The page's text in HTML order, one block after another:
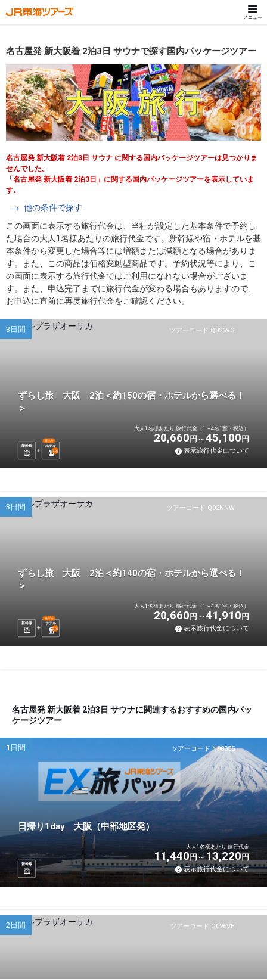
メニュー
名古屋発 新大阪着 2泊3日 サウナで探す国内パッケージツアー
名古屋発 新大阪着 2泊3日 サウナ に関する国内パッケージツアーは見つかりま
せんでした。
「名古屋発 新大阪着 2泊3日」に関する国内パッケージツアーを表示していま
す。
他の条件で探す
この画面に表示する旅行代金は、当社が設定した基本条件で予約し
た場合の大人1名様あたりの旅行代金です。新幹線や宿・ホテルを基
本条件から変更した場合等には増額または減額となる場合がありま
す。また、この商品は価格変動型商品です。予約状況等により、こ
の画面に表示する旅行代金ではご利用になれない場合がございま
す。また、申込完了までに旅行代金が変わる場合もありますので、
お申込に直前に再度旅行代金をご確認ください。
ツアーコード Q026VQ
3日間
ずらし旅 大阪 2泊＜約150の宿・ホテルから選べる！
＞
新幹線 ホテル
選べる
2泊
大人1名様あたり 旅行代金（1～4名1室・税込）
20,660 円 45,100 円
表示旅行代金について
ツアーコード Q02NNW
3日間
ずらし旅 大阪 2泊＜約140の宿・ホテルから選べる！
＞
新幹線 ホテル
選べる
2泊
大人1名様あたり 旅行代金（1～4名1室・税込）
20,660 円 41,910 円
表示旅行代金について
名古屋発 新大阪着 2泊3日 サウナに関連するおすすめの国内パッ
ケージツアー
ツアーコード N98355
1日間
日帰り1day 大阪（中部地区発）
新幹線
大人1名様あたり 旅行代金
11,440円 13,220円
表示旅行代金について
ツアーコード Q026VB
2日間